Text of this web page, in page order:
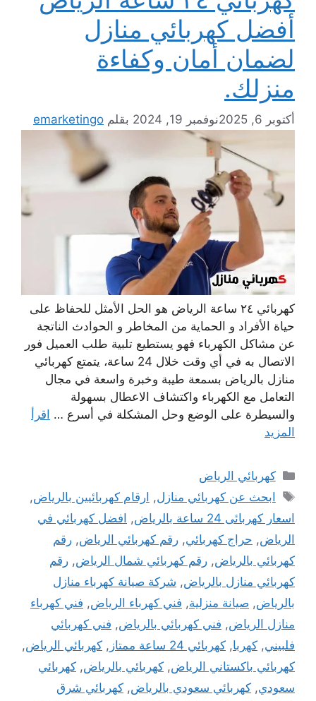
أفضل كهربائي منازل
لضمان أمان وكفاءة
منزلك.
أكتوبر 6, 2025 نوفمبر 19, 2024 بقلم emarketingo
كهربائي ٢٤ ساعة الرياض هو الحل الأمثل للحفاظ على
حياة الأفراد و الحماية من المخاطر و الحوادث الناتجة
عن مشاكل الكهرباء فهو يستطيع تلبية طلب العميل فور
الاتصال به في أي وقت خلال 24 ساعة، يتمتع كهربائي
منازل بالرياض بسمعة طيبة وخبرة واسعة في مجال
التعامل مع الكهرباء واكتشاف الاعطال بسهولة
والسيطرة على الوضع وحل المشكلة في أسرع … اقرأ
المزيد
التصنيفات
كهربائي الرياض
الوسوم
ابحث عن كهربائي منازل, ارقام كهربائيين ‫بالرياض‬
,
اسعار كهربائى 24 ساعة بالرياض
, افضل كهربائي في
الرياض, حراج كهربائي, رقم كهربائي الرياض, رقم
كهربائي بالرياض, رقم كهربائي شمال الرياض, رقم
كهربائي منازل بالرياض, شركة صيانة كهرباء منازل
بالرياض, صيانة منزلية, فني كهرباء الرياض, فني كهرباء
منازل الرياض, فني كهربائي بالرياض, فني كهربائي
فلبيني, كهربا, كهربائي 24 ساعة ممتاز , كهربائي الرياض,
كهربائي باكستاني الرياض, كهربائي بالرياض, كهربائي
سعودي, كهربائي سعودي بالرياض, كهربائي شرق